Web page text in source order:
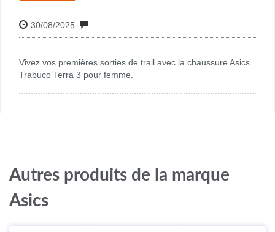
30/08/2025
Vivez vos premières sorties de trail avec la chaussure Asics
Trabuco Terra 3 pour femme.
Autres produits de la marque
Asics